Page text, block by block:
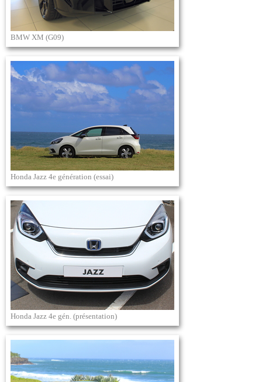
BMW XM (G09)
Honda Jazz 4e génération (essai)
Honda Jazz 4e gén. (présentation)